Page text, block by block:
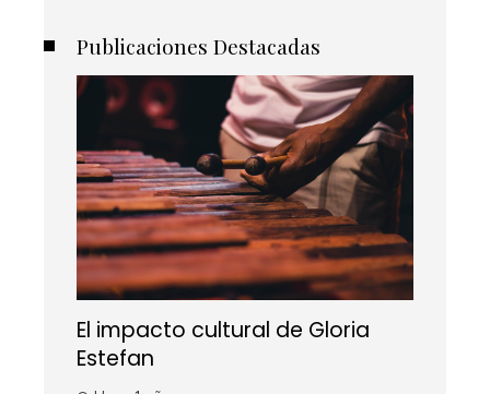
Publicaciones Destacadas
El impacto cultural de Gloria
Estefan